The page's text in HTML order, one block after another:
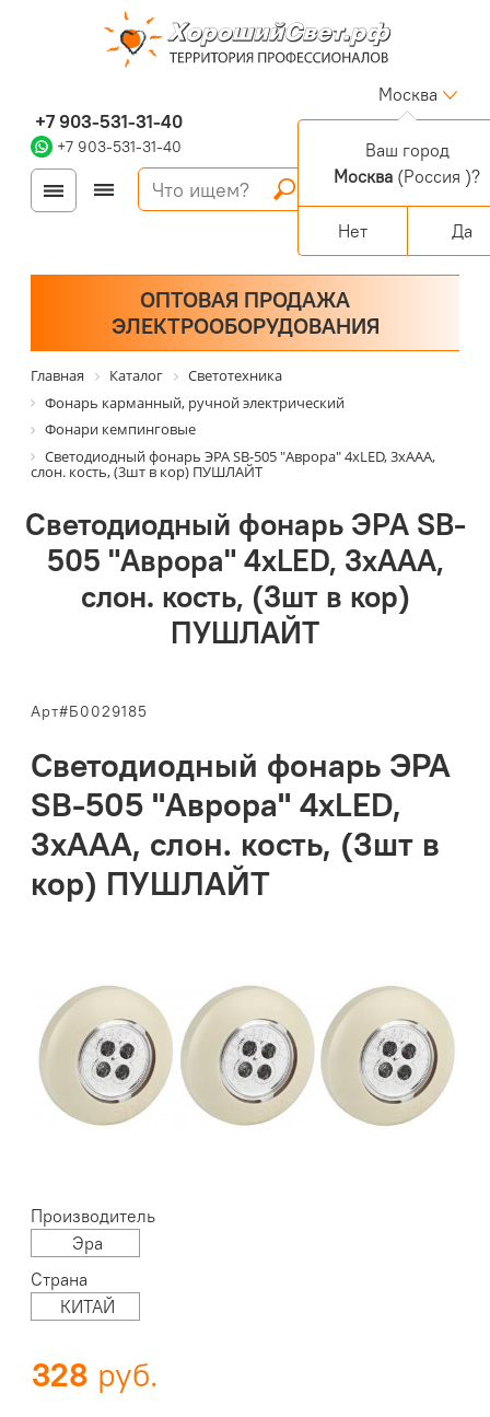
+7 903-531-31-40
+7 903-531-31-40
Москва
Войти
Регистрация
Корзина
0 позиций
Персональный раздел
ОПТОВАЯ ПРОДАЖА
ЭЛЕКТРООБОРУДОВАНИЯ
Главная Каталог
Светотехника
Фонарь карманный, ручной электрический
Фонари кемпинговые
Светодиодный фонарь ЭРА SB-505 "Аврора" 4xLED, 3xAAA,
слон. кость, (3шт в кор) ПУШЛАЙТ
Светодиодный фонарь ЭРА SB-
505 "Аврора" 4xLED, 3xAAA,
слон. кость, (3шт в кор)
ПУШЛАЙТ
Арт#Б0029185
Светодиодный фонарь ЭРА
SB-505 "Аврора" 4xLED,
3xAAA, слон. кость, (3шт в
кор) ПУШЛАЙТ
Производитель
Эра
Страна
КИТАЙ
328
Ваш город
Москва (Россия )?
Нет Да